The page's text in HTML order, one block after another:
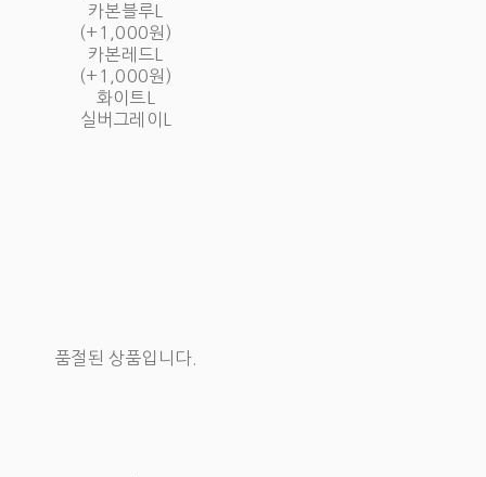
카본블루L
(+1,000원)
카본레드L
(+1,000원)
화이트L
실버그레이L
품절된 상품입니다.